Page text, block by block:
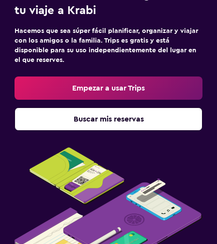
tu viaje a Krabi
Hacemos que sea súper fácil planificar, organizar y viajar
con los amigos o la familia. Trips es gratis y está
disponible para su uso independientemente del lugar en
el que reserves.
Empezar a usar Trips
Buscar mis reservas